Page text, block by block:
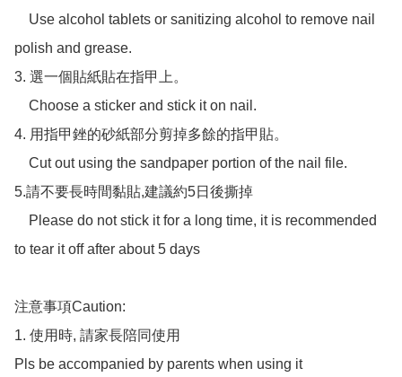
polish and grease.
3. 選一個貼紙貼在指甲上。
4. 用指甲銼的砂紙部分剪掉多餘的指甲貼。
5.請不要長時間黏貼,建議約5日後撕掉
to tear it off after about 5 days
注意事項Caution:
1. 使用時, 請家長陪同使用
Pls be accompanied by parents when using it